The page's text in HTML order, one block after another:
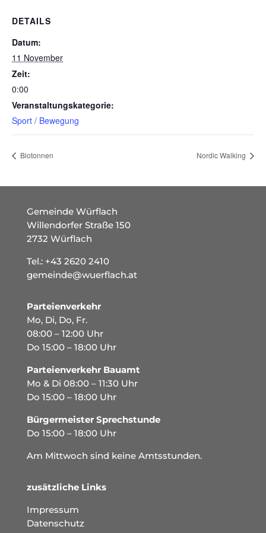
DETAILS
Datum:
11 November
Zeit:
0:00
Veranstaltungskategorie:
Sport / Bewegung
Biotonnen Nordic Walking
Gemeinde Würflach
Willendorfer Straße 150
2732 Würflach
Tel.: +43 2620 2410
gemeinde@wuerflach.at
Parteienverkehr
Mo, Di, Do, Fr.
08:00 – 12:00 Uhr
Do 15:00 – 18:00 Uhr
Parteienverkehr Bauamt
Mo & Di 08:00 – 11:30 Uhr
Do 15:00 – 18:00 Uhr
Bürgermeister Sprechstunde
Do 15:00 – 18:00 Uhr
Am Mittwoch sind keine Amtsstunden.
zusätzliche Links
Impressum
Datenschutz